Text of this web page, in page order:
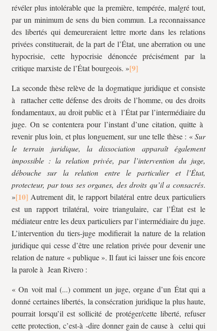
révéler plus intolérable que la première, tempérée, malgré tout,
par un minimum de sens du bien commun. La reconnaissance
des libertés qui demeureraient lettre morte dans les relations
privées constituerait, de la part de l’État, une aberration ou une
hypocrisie, cette hypocrisie dénoncée précisément par la
critique marxiste de l’État bourgeois. »
La seconde thèse relève de la dogmatique juridique et consiste
à rattacher cette défense des droits de l’homme, ou des droits
fondamentaux, au droit public et à l’État par l’intermédiaire du
juge. On se contentera pour l’instant d’une citation, quitte à
revenir plus loin, et plus longuement, sur une telle thèse : «Sur
le terrain juridique, la dissociation apparaît également
impossible : la relation privée, par l’intervention du juge,
débouche sur la relation entre le particulier et l’État,
protecteur, par tous ses organes, des droits qu’il a consacrés.
»
Autrement dit, le rapport bilatéral entre deux particuliers
est un rapport trilatéral, voire triangulaire, car l’État est le
médiateur entre les deux particuliers par l’intermédiaire du juge.
L’intervention du tiers-juge modifierait la nature de la relation
juridique qui cesse d’être une relation privée pour devenir une
relation de nature « publique ». Il faut ici laisser une fois encore
la parole à Jean Rivero :
« On voit mal (...) comment un juge, organe d’un État qui a
donné certaines libertés, la consécration juridique la plus haute,
pourrait lorsqu’il est sollicité de protéger/cette liberté, refuser
cette protection, c’est-à -dire donner gain de cause à celui qui